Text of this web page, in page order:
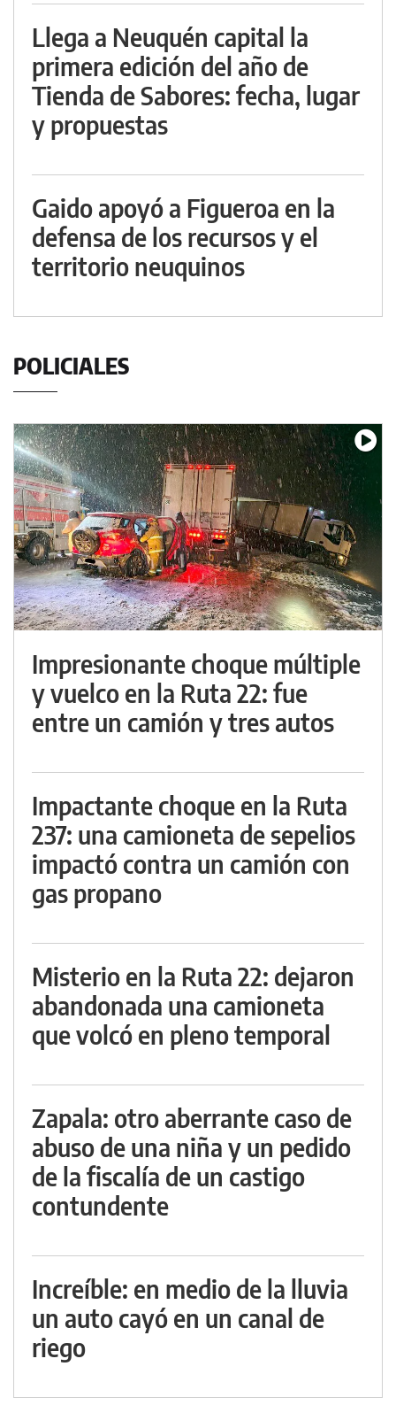
Llega a Neuquén capital la
primera edición del año de
Tienda de Sabores: fecha, lugar
y propuestas
Gaido apoyó a Figueroa en la
defensa de los recursos y el
territorio neuquinos
POLICIALES
Impresionante choque múltiple
y vuelco en la Ruta 22: fue
entre un camión y tres autos
Impactante choque en la Ruta
237: una camioneta de sepelios
impactó contra un camión con
gas propano
Misterio en la Ruta 22: dejaron
abandonada una camioneta
que volcó en pleno temporal
Zapala: otro aberrante caso de
abuso de una niña y un pedido
de la fiscalía de un castigo
contundente
Increíble: en medio de la lluvia
un auto cayó en un canal de
riego